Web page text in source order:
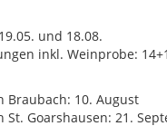
und 18.08.
inkl. Weinprobe:
Braubach: 10. August
St. Goarshausen: 21.